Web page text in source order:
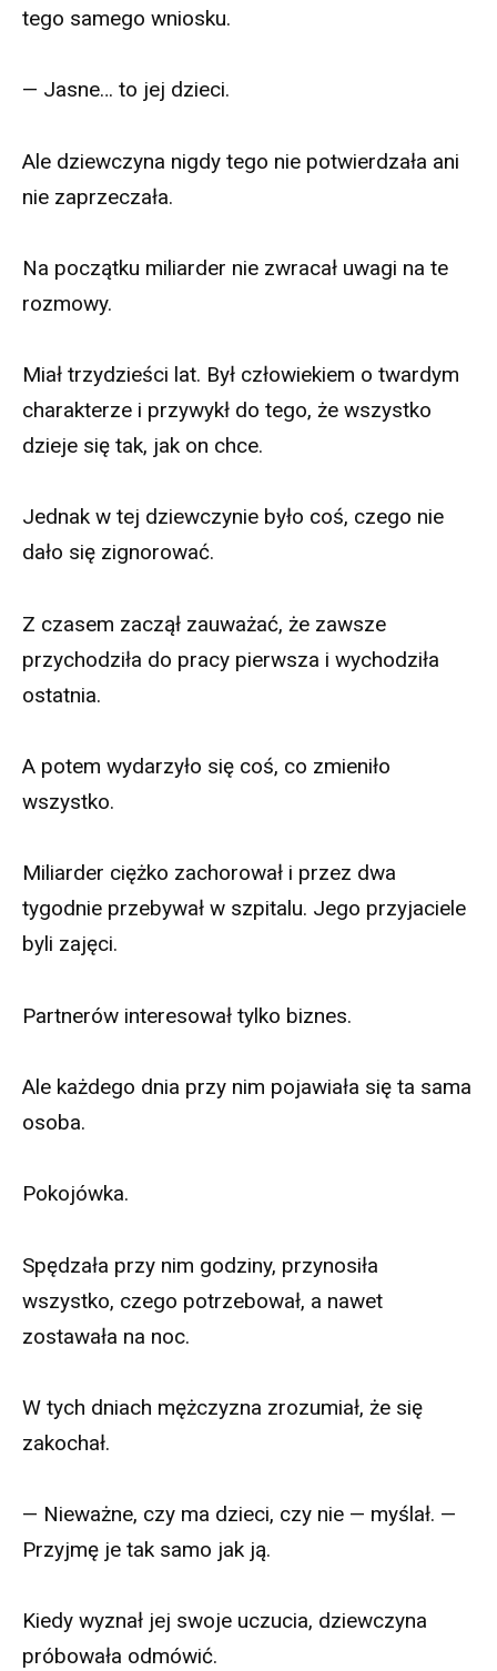
tego samego wniosku.
— Jasne… to jej dzieci.
Ale dziewczyna nigdy tego nie potwierdzała ani
nie zaprzeczała.
Na początku miliarder nie zwracał uwagi na te
rozmowy.
Miał trzydzieści lat. Był człowiekiem o twardym
charakterze i przywykł do tego, że wszystko
dzieje się tak, jak on chce.
Jednak w tej dziewczynie było coś, czego nie
dało się zignorować.
Z czasem zaczął zauważać, że zawsze
przychodziła do pracy pierwsza i wychodziła
ostatnia.
A potem wydarzyło się coś, co zmieniło
wszystko.
Miliarder ciężko zachorował i przez dwa
tygodnie przebywał w szpitalu. Jego przyjaciele
byli zajęci.
Partnerów interesował tylko biznes.
Ale każdego dnia przy nim pojawiała się ta sama
osoba.
Pokojówka.
Spędzała przy nim godziny, przynosiła
wszystko, czego potrzebował, a nawet
zostawała na noc.
W tych dniach mężczyzna zrozumiał, że się
zakochał.
— Nieważne, czy ma dzieci, czy nie — myślał. —
Przyjmę je tak samo jak ją.
Kiedy wyznał jej swoje uczucia, dziewczyna
próbowała odmówić.